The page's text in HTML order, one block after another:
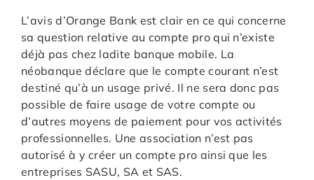
L’avis d’Orange Bank est clair en ce qui concerne
sa question relative au compte pro qui n’existe
déjà pas chez ladite banque mobile. La
néobanque déclare que le compte courant n’est
destiné qu’à un usage privé. Il ne sera donc pas
possible de faire usage de votre compte ou
d’autres moyens de paiement pour vos activités
professionnelles. Une association n’est pas
autorisé à y créer un compte pro ainsi que les
entreprises SASU, SA et SAS.